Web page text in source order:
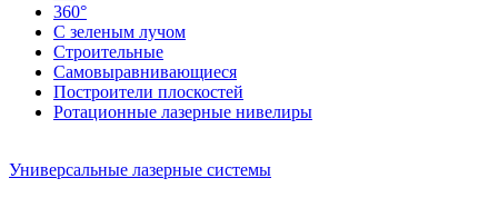
360°
С зеленым лучом
Строительные
Самовыравнивающиеся
Построители плоскостей
Ротационные лазерные нивелиры
Универсальные лазерные системы